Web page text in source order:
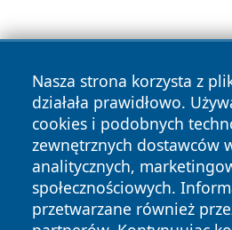
Nasza strona korzysta z
działała prawidłowo.
cookies i podobnych
zewnętrznych dostawców
analitycznych,
społecznościowych.
przetwarzane również
Copyright © 2026
zastrzeżone.
News Autorzy
Polityka